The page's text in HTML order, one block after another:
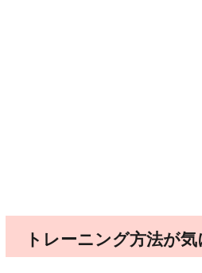
トレーニング方法が気